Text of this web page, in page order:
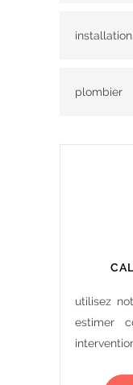
plombier
utilisez
estimer